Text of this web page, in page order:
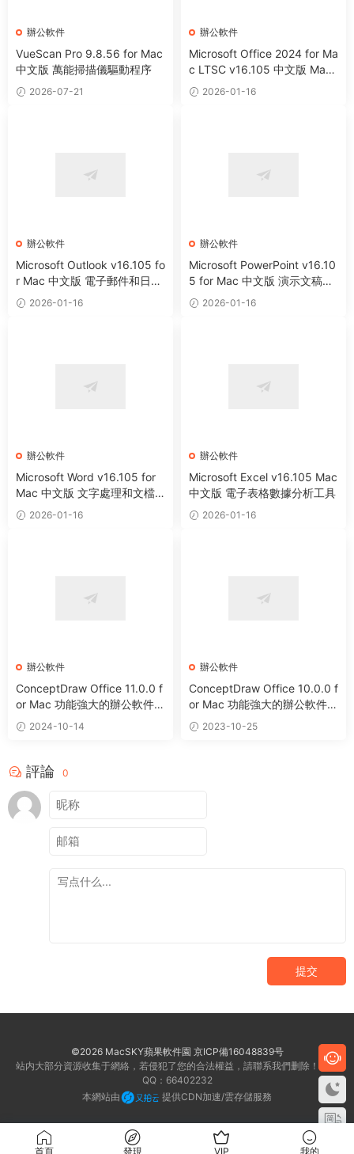
辦公軟件
VueScan Pro 9.8.56 for Mac
中文版 萬能掃描儀驅動程序
2026-07-21
辦公軟件
Microsoft Office 2024 for Ma
c LTSC v16.105 中文版 Mac
辦公軟件套裝
2026-01-16
辦公軟件
Microsoft Outlook v16.105 fo
r Mac 中文版 電子郵件和日曆
工具2026-01-16
辦公軟件
Microsoft PowerPoint v16.10
5 for Mac 中文版 演示文稿制
作工具
2026-01-16
辦公軟件
Microsoft Word v16.105 for
Mac 中文版 文字處理和文檔
創建工具
2026-01-16
辦公軟件
Microsoft Excel v16.105 Mac
中文版 電子表格數據分析工具
2026-01-16
辦公軟件
ConceptDraw Office 11.0.0 f
or Mac 功能強大的辦公軟件套
裝 2024-10-14
辦公軟件
ConceptDraw Office 10.0.0 f
or Mac 功能強大的辦公軟件套
裝 2023-10-25
評論 0
提交
©2026 MacSKY蘋果軟件園 京ICP備16048839号
站内大部分資源收集于網絡，若侵犯了您的合法權益，請聯系我們删除！客服
QQ：66402232
本網站由
提供CDN加速/雲存儲服務
首頁 發現 VIP 我的